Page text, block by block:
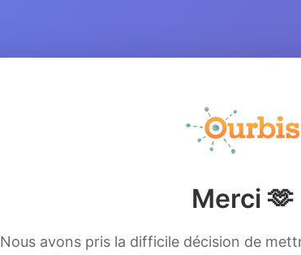
Merci 🫶
Nous avons pris la difficile décision de